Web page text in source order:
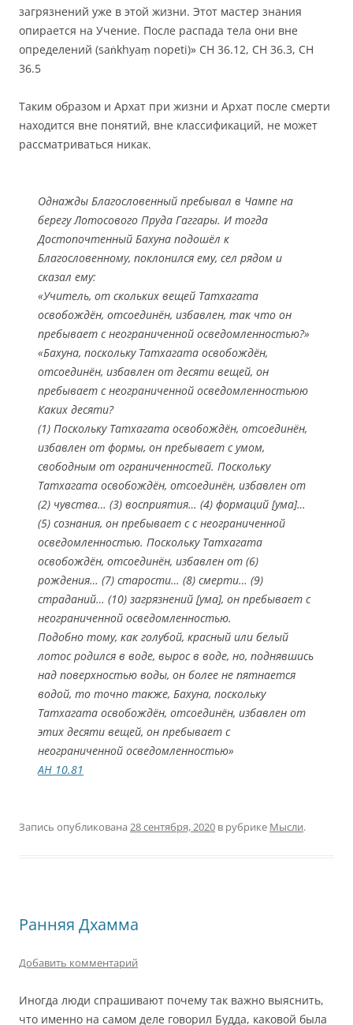
загрязнений уже в этой жизни. Этот мастер знания
опирается на Учение. После распада тела они вне
определений (saṅkhyaṃ nopeti)» СН 36.12, СН 36.3, СН
36.5
Таким образом и Архат при жизни и Архат после смерти
находится вне понятий, вне классификаций, не может
рассматриваться никак.
Однажды Благословенный пребывал в Чампе на
берегу Лотосового Пруда Гаггары. И тогда
Достопочтенный Бахуна подошёл к
Благословенному, поклонился ему, сел рядом и
сказал ему:
«Учитель, от скольких вещей Татхагата
освобождён, отсоединён, избавлен, так что он
пребывает с неограниченной осведомленностью?»
«Бахуна, поскольку Татхагата освобождён,
отсоединён, избавлен от десяти вещей, он
пребывает с неограниченной осведомленностьюю
Каких десяти?
(1) Поскольку Татхагата освобождён, отсоединён,
избавлен от формы, он пребывает с умом,
свободным от ограниченностей. Поскольку
Татхагата освобождён, отсоединён, избавлен от
(2) чувства… (3) восприятия… (4) формаций [ума]…
(5) сознания, он пребывает с с неограниченной
осведомленностью. Поскольку Татхагата
освобождён, отсоединён, избавлен от (6)
рождения… (7) старости… (8) смерти… (9)
страданий… (10) загрязнений [ума], он пребывает с
неограниченной осведомленностью.
Подобно тому, как голубой, красный или белый
лотос родился в воде, вырос в воде, но, поднявшись
над поверхностью воды, он более не пятнается
водой, то точно также, Бахуна, поскольку
Татхагата освобождён, отсоединён, избавлен от
этих десяти вещей, он пребывает с
неограниченной осведомленностью»
АН 10.81
Запись опубликована 28 сентября, 2020 в рубрике Мысли.
Ранняя Дхамма
Добавить комментарий
Иногда люди спрашивают почему так важно выяснить,
что именно на самом деле говорил Будда, каковой была